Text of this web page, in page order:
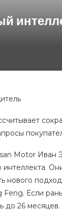
Motor
интеллекта.
нового
Если
до 26 месяцев.